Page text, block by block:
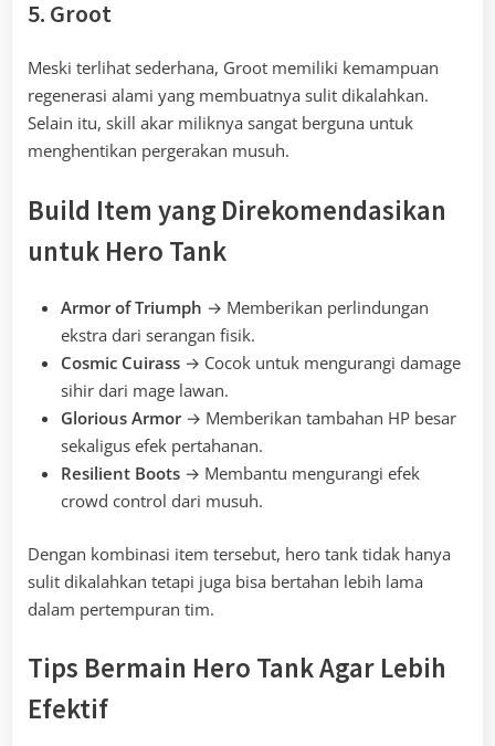
5. Groot
Meski terlihat sederhana, Groot memiliki kemampuan
regenerasi alami yang membuatnya sulit dikalahkan.
Selain itu, skill akar miliknya sangat berguna untuk
menghentikan pergerakan musuh.
Build Item yang Direkomendasikan
untuk Hero Tank
Armor of Triumph → Memberikan perlindungan
ekstra dari serangan fisik.
Cosmic Cuirass → Cocok untuk mengurangi damage
sihir dari mage lawan.
Glorious Armor→ Memberikan tambahan HP besar
sekaligus efek pertahanan.
Resilient Boots → Membantu mengurangi efek
crowd control dari musuh.
Dengan kombinasi item tersebut, hero tank tidak hanya
sulit dikalahkan tetapi juga bisa bertahan lebih lama
dalam pertempuran tim.
Tips Bermain Hero Tank Agar Lebih
Efektif